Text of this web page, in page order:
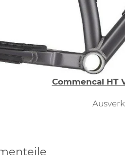
Commencal HT